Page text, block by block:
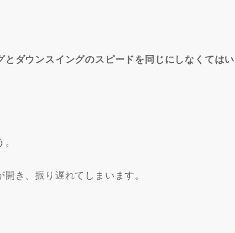
ダウンスイングのスピードを同じにしなくてはい
き、振り遅れてしまいます。